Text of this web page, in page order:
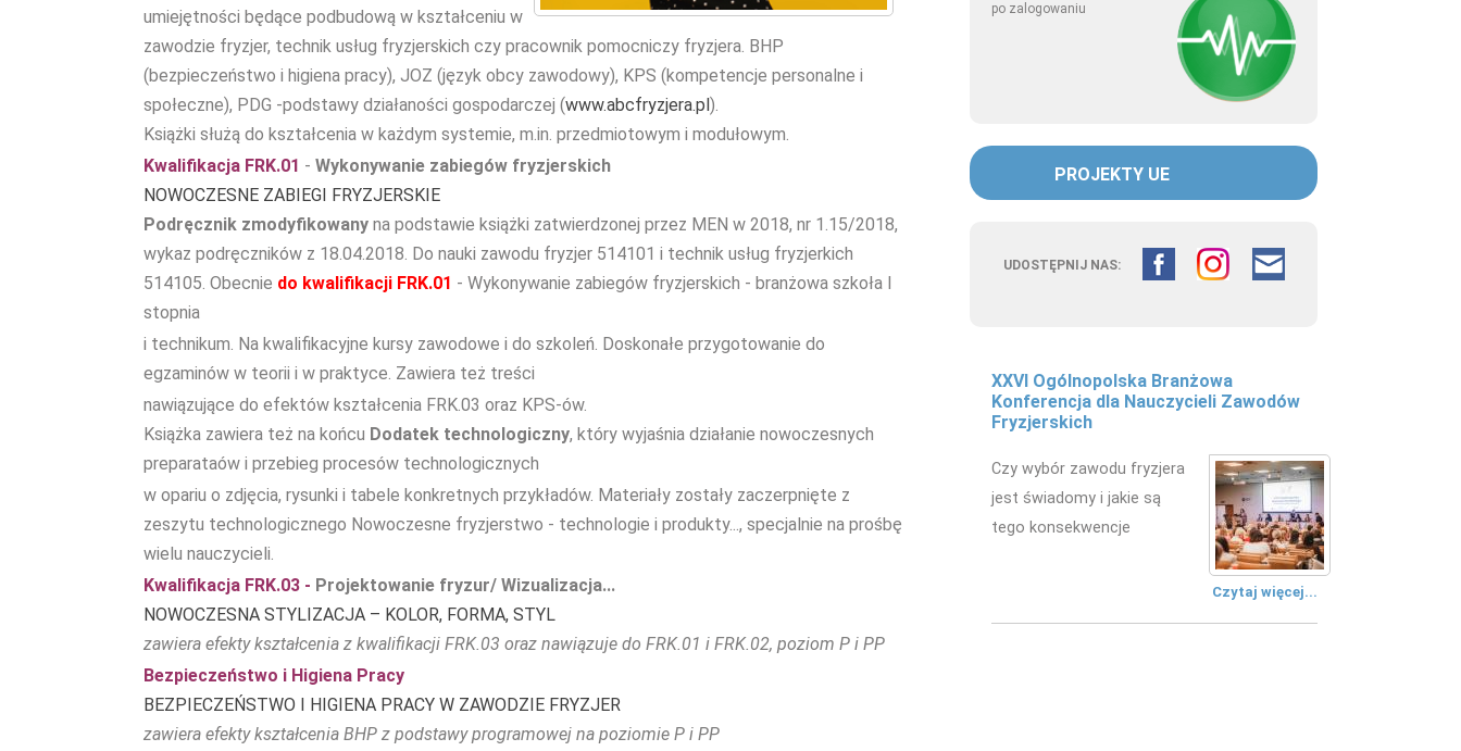
po zalogowaniu
PROJEKTY UE
UDOSTĘPNIJ NAS:
XXVI Ogólnopolska Branżowa
Konferencja dla Nauczycieli Zawodów
Fryzjerskich
Czy wybór zawodu fryzjera
jest świadomy i jakie są
tego konsekwencje
Czytaj więcej...
umiejętności będące podbudową w kształceniu w
zawodzie fryzjer, technik usług fryzjerskich czy pracownik pomocniczy fryzjera. BHP
(bezpieczeństwo i higiena pracy), JOZ (język obcy zawodowy), KPS (kompetencje personalne i
społeczne), PDG -podstawy działaności gospodarczej (www.abcfryzjera.pl).
Książki służą do kształcenia w każdym systemie, m.in. przedmiotowym i modułowym.
Kwalifikacja FRK.01 - Wykonywanie zabiegów fryzjerskich
NOWOCZESNE ZABIEGI FRYZJERSKIE
Podręcznik zmodyfikowany na podstawie książki zatwierdzonej przez MEN w 2018, nr 1.15/2018,
wykaz podręczników z 18.04.2018. Do nauki zawodu fryzjer 514101 i technik usług fryzjerkich
514105. Obecnie do kwalifikacji FRK.01 - Wykonywanie zabiegów fryzjerskich - branżowa szkoła I
stopnia
i technikum. Na kwalifikacyjne kursy zawodowe i do szkoleń. Doskonałe przygotowanie do
egzaminów w teorii i w praktyce. Zawiera też treści
nawiązujące do efektów kształcenia FRK.03 oraz KPS-ów.
Książka zawiera też na końcu Dodatek technologiczny, który wyjaśnia działanie nowoczesnych
preparataów i przebieg procesów technologicznych
w opariu o zdjęcia, rysunki i tabele konkretnych przykładów. Materiały zostały zaczerpnięte z
zeszytu technologicznego Nowoczesne fryzjerstwo - technologie i produkty..., specjalnie na prośbę
wielu nauczycieli.
Kwalifikacja FRK.03 - Projektowanie fryzur/ Wizualizacja...
NOWOCZESNA STYLIZACJA – KOLOR, FORMA, STYL
zawiera efekty kształcenia z kwalifikacji FRK.03 oraz nawiązuje do FRK.01 i FRK.02, poziom P i PP
Bezpieczeństwo i Higiena Pracy
BEZPIECZEŃSTWO I HIGIENA PRACY W ZAWODZIE FRYZJER
zawiera efekty kształcenia BHP z podstawy programowej na poziomie P i PP